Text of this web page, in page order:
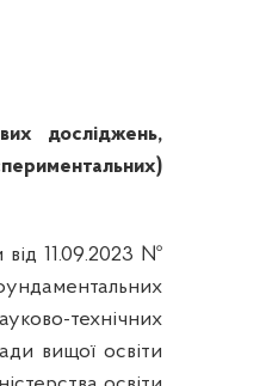
досліджень,
від 11.09.2023 №
технічних
вищої освіти